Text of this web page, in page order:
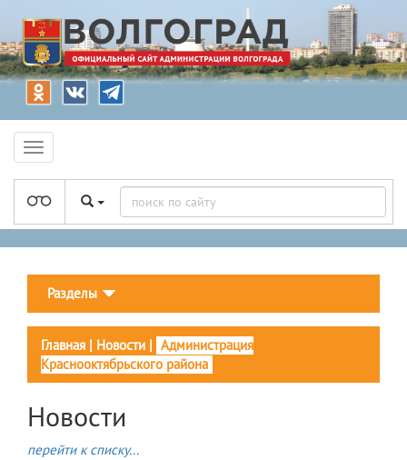
Разделы
Главная | Новости | Администрация
Краснооктябрьского района
Новости
перейти к списку...